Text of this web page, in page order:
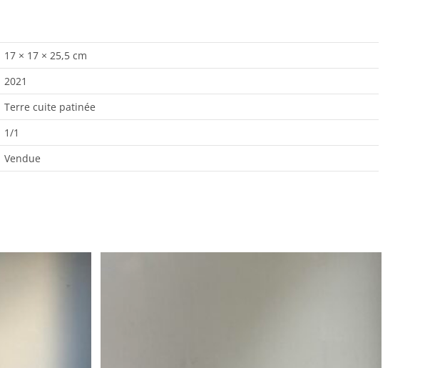
17 × 17 × 25,5 cm
2021
Terre cuite patinée
1/1
Vendue